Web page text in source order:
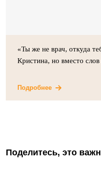
«Ты же не врач, откуда
Кристина, но вместо
Подробнее
Поделитесь, это